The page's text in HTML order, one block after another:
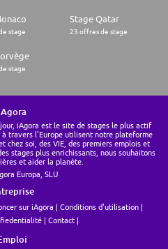
stage
Stage Qatar
23 offres de stage
stage
iAgora est le site de stages le plus actif
travers l'Europe utilisent notre plateforme
chez soi, des VIE, des premiers emplois et
stages plus enrichissants, nous souhaitons
et aider la planète.
Europa, SLU
sur iAgora
Conditions d'utilisation
Contact